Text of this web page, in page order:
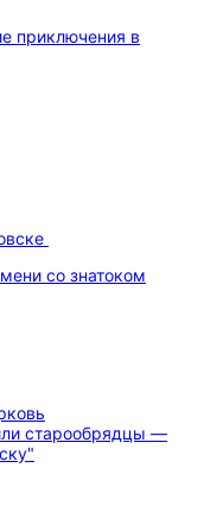
со знатоком